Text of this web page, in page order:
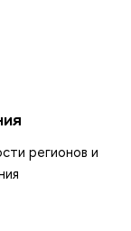
регионов и